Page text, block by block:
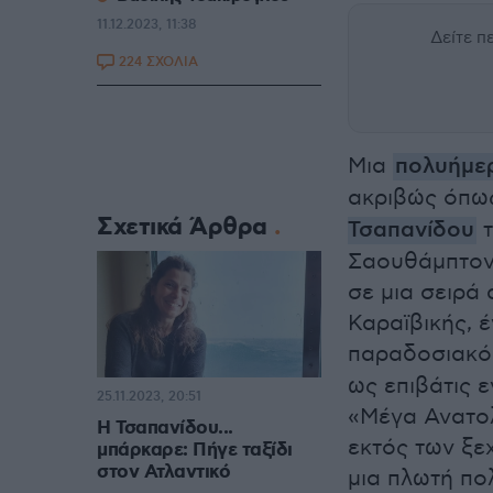
Δείτε
Μια
ακριβώς
Τσαπανίδου
σε μια σειρά
Καραϊβικής,
ως επιβάτις
«Μέγα
εκτός των
μια πλωτή
11.12.2023, 11:38
224 ΣΧΟΛΙΑ
Σχετικά Άρθρα
Η Τσαπανίδου...
μπάρκαρε: Πήγε ταξίδι
στον Ατλαντικό
25.11.2023, 20:51